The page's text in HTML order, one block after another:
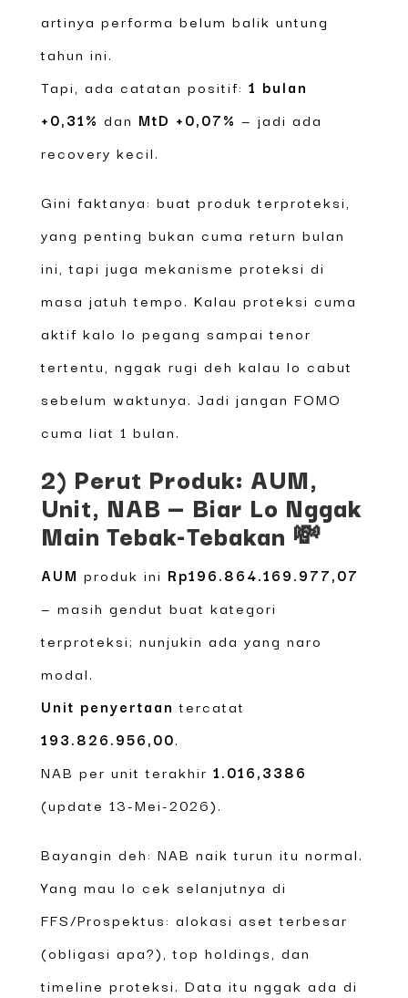
artinya performa belum balik untung
tahun ini.
Tapi, ada catatan positif: 1 bulan
+0,31% dan MtD +0,07% — jadi ada
recovery kecil.
Gini faktanya: buat produk terproteksi,
yang penting bukan cuma return bulan
ini, tapi juga mekanisme proteksi di
masa jatuh tempo. Kalau proteksi cuma
aktif kalo lo pegang sampai tenor
tertentu, nggak rugi deh kalau lo cabut
sebelum waktunya. Jadi jangan FOMO
cuma liat 1 bulan.
2) Perut Produk: AUM,
Unit, NAB — Biar Lo Nggak
Main Tebak-Tebakan 💸
AUM produk ini Rp196.864.169.977,07
— masih gendut buat kategori
terproteksi; nunjukin ada yang naro
modal.
Unit penyertaan tercatat
193.826.956,00.
NAB per unit terakhir 1.016,3386
(update 13-Mei-2026).
Bayangin deh: NAB naik turun itu normal.
Yang mau lo cek selanjutnya di
FFS/Prospektus: alokasi aset terbesar
(obligasi apa?), top holdings, dan
timeline proteksi. Data itu nggak ada di